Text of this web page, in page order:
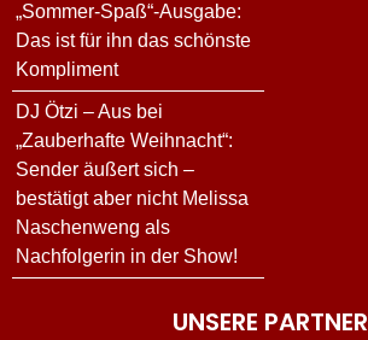
„Sommer-Spaß“-Ausgabe:
Das ist für ihn das schönste
Kompliment
DJ Ötzi – Aus bei
„Zauberhafte Weihnacht“:
Sender äußert sich –
bestätigt aber nicht Melissa
Naschenweng als
Nachfolgerin in der Show!
UNSERE PARTNER